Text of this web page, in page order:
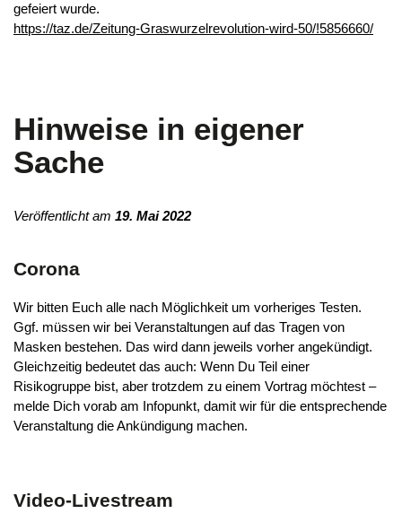
gefeiert wurde.
https://taz.de/Zeitung-Graswurzelrevolution-wird-50/!5856660/
Hinweise in eigener
Sache
Veröffentlicht am 19. Mai 2022
Corona
Wir bitten Euch alle nach Möglichkeit um vorheriges Testen.
Ggf. müssen wir bei Veranstaltungen auf das Tragen von
Masken bestehen. Das wird dann jeweils vorher angekündigt.
Gleichzeitig bedeutet das auch: Wenn Du Teil einer
Risikogruppe bist, aber trotzdem zu einem Vortrag möchtest –
melde Dich vorab am Infopunkt, damit wir für die entsprechende
Veranstaltung die Ankündigung machen.
Video-Livestream